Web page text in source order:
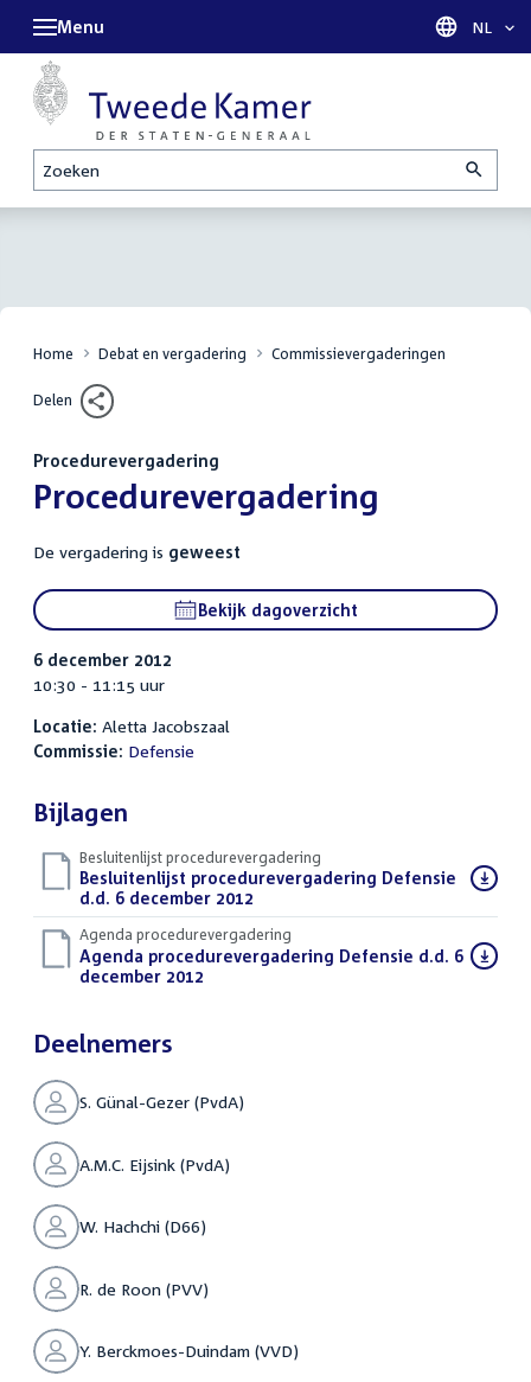
Zoeken
Menu Taal
NL
Home Debat en vergadering Commissievergaderingen
Delen
Procedurevergadering
:Procedurevergadering
De vergadering is geweest
Bekijk dagoverzicht
6 december 2012
10:30 - 11:15 uur
Locatie: Aletta Jacobszaal
Commissie: Defensie
Bijlagen
Besluitenlijst procedurevergadering
Download
bestand:
Besluitenlijst procedurevergadering Defensie
d.d. 6 december 2012
Agenda procedurevergadering
Download
bestand:
Agenda procedurevergadering Defensie d.d. 6
december 2012
Deelnemers
S. Günal-Gezer (PvdA)
A.M.C. Eijsink (PvdA)
W. Hachchi (D66)
R. de Roon (PVV)
Y. Berckmoes-Duindam (VVD)